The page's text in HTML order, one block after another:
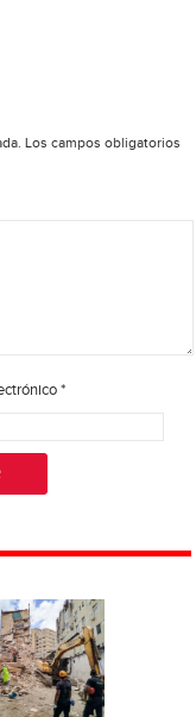
Los campos obligatorios
*